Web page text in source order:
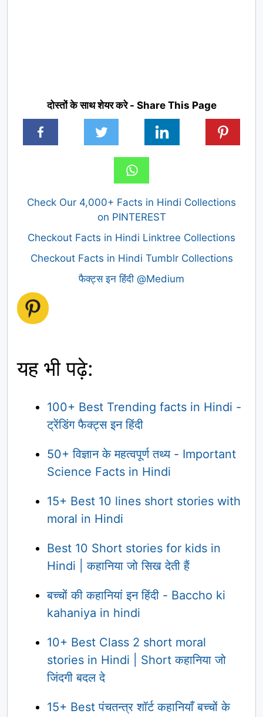
दोस्तों के साथ शेयर करे - Share This Page
Check Our 4,000+ Facts in Hindi Collections
on PINTEREST
Checkout Facts in Hindi Linktree Collections
Checkout Facts in Hindi Tumblr Collections
फैक्ट्स इन हिंदी @Medium
Pinterest
यह भी पढ़े:
100+ Best Trending facts in Hindi -
ट्रेंडिंग फैक्ट्स इन हिंदी
50+ विज्ञान के महत्वपूर्ण तथ्य - Important
Science Facts in Hindi
15+ Best 10 lines short stories with
moral in Hindi
Best 10 Short stories for kids in
Hindi | कहानिया जो सिख देती हैं
बच्चों की कहानियां इन हिंदी - Baccho ki
kahaniya in hindi
10+ Best Class 2 short moral
stories in Hindi | Short कहानिया जो
जिंदगी बदल दे
15+ Best पंचतन्त्र शॉर्ट कहानियाँ बच्चों के